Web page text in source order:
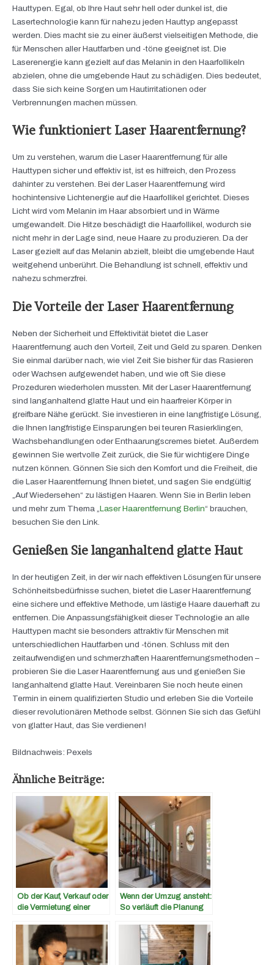
Hauttypen. Egal, ob Ihre Haut sehr hell oder dunkel ist, die
Lasertechnologie kann für nahezu jeden Hauttyp angepasst
werden. Dies macht sie zu einer äußerst vielseitigen Methode, die
für Menschen aller Hautfarben und -töne geeignet ist. Die
Laserenergie kann gezielt auf das Melanin in den Haarfollikeln
abzielen, ohne die umgebende Haut zu schädigen. Dies bedeutet,
dass Sie sich keine Sorgen um Hautirritationen oder
Verbrennungen machen müssen.
Wie funktioniert Laser Haarentfernung?
Um zu verstehen, warum die Laser Haarentfernung für alle
Hauttypen sicher und effektiv ist, ist es hilfreich, den Prozess
dahinter zu verstehen. Bei der Laser Haarentfernung wird
hochintensive Lichtenergie auf die Haarfollikel gerichtet. Dieses
Licht wird vom Melanin im Haar absorbiert und in Wärme
umgewandelt. Die Hitze beschädigt die Haarfollikel, wodurch sie
nicht mehr in der Lage sind, neue Haare zu produzieren. Da der
Laser gezielt auf das Melanin abzielt, bleibt die umgebende Haut
weitgehend unberührt. Die Behandlung ist schnell, effektiv und
nahezu schmerzfrei.
Die Vorteile der Laser Haarentfernung
Neben der Sicherheit und Effektivität bietet die Laser
Haarentfernung auch den Vorteil, Zeit und Geld zu sparen. Denken
Sie einmal darüber nach, wie viel Zeit Sie bisher für das Rasieren
oder Wachsen aufgewendet haben, und wie oft Sie diese
Prozeduren wiederholen mussten. Mit der Laser Haarentfernung
sind langanhaltend glatte Haut und ein haarfreier Körper in
greifbare Nähe gerückt. Sie investieren in eine langfristige Lösung,
die Ihnen langfristige Einsparungen bei teuren Rasierklingen,
Wachsbehandlungen oder Enthaarungscremes bietet. Außerdem
gewinnen Sie wertvolle Zeit zurück, die Sie für wichtigere Dinge
nutzen können. Gönnen Sie sich den Komfort und die Freiheit, die
die Laser Haarentfernung Ihnen bietet, und sagen Sie endgültig
„Auf Wiedersehen“ zu lästigen Haaren. Wenn Sie in Berlin leben
und mehr zum Thema „Laser Haarentfernung Berlin“ brauchen,
besuchen Sie den Link.
Genießen Sie langanhaltend glatte Haut
In der heutigen Zeit, in der wir nach effektiven Lösungen für unsere
Schönheitsbedürfnisse suchen, bietet die Laser Haarentfernung
eine sichere und effektive Methode, um lästige Haare dauerhaft zu
entfernen. Die Anpassungsfähigkeit dieser Technologie an alle
Hauttypen macht sie besonders attraktiv für Menschen mit
unterschiedlichen Hautfarben und -tönen. Schluss mit den
zeitaufwendigen und schmerzhaften Haarentfernungsmethoden –
probieren Sie die Laser Haarentfernung aus und genießen Sie
langanhaltend glatte Haut. Vereinbaren Sie noch heute einen
Termin in einem qualifizierten Studio und erleben Sie die Vorteile
dieser revolutionären Methode selbst. Gönnen Sie sich das Gefühl
von glatter Haut, das Sie verdienen!
Bildnachweis: Pexels
Ähnliche Beiträge:
Ob der Kauf, Verkauf oder
die Vermietung einer
Wenn der Umzug ansteht:
So verläuft die Planung